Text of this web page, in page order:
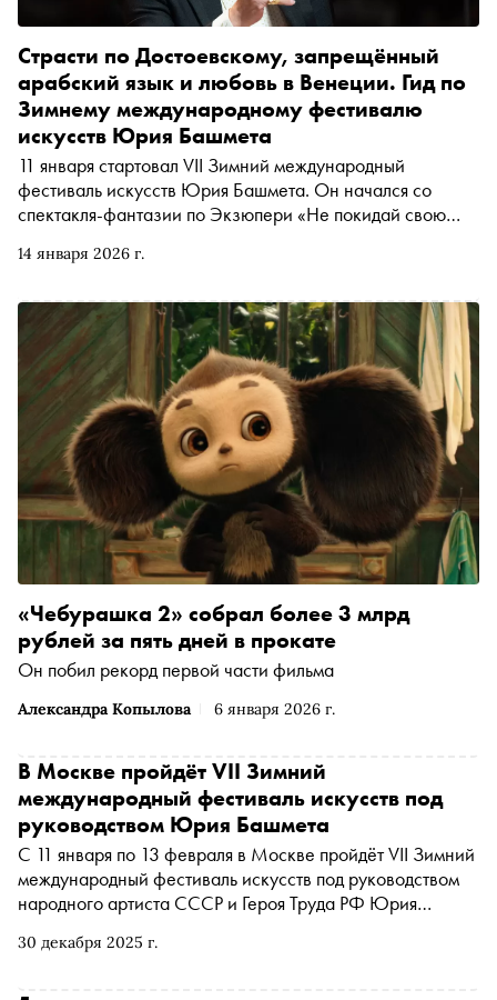
14 января 2026 г.
Страсти по Достоевскому, запрещённый
арабский язык и любовь в Венеции. Гид по
Зимнему международному фестивалю
искусств Юрия Башмета
11 января стартовал VII Зимний международный
фестиваль искусств Юрия Башмета. Он начался со
спектакля-фантазии по Экзюпери «Не покидай свою
Хабенский, интервью с которым украсило 112-й номер
события Фестиваля — спектакли по Достоевскому,
концерты венецианской барочной классики и арабской
поэзии на запрещённом языке, оперы о лихих страницах
русской истории — и составили по ним гид
Александра Копылова 6 января 2026 г.
«Чебурашка 2» собрал более 3 млрд
рублей за пять дней в прокате
Он побил рекорд первой части фильма
30 декабря 2025 г.
В Москве пройдёт VII Зимний
международный фестиваль искусств под
руководством Юрия Башмета
С 11 января по 13 февраля в Москве пройдёт VII Зимний
международный фестиваль искусств под руководством
народного артиста СССР и Героя Труда РФ Юрия
площадках столицы, включая Концертный зал им.